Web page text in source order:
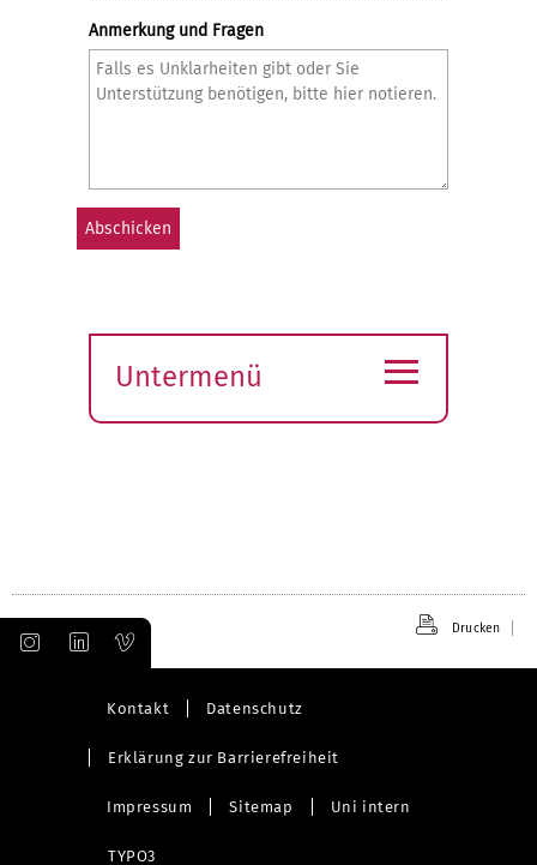
Anmerkung und Fragen
Untermenü
≡
Drucken
Kontakt Datenschutz
Erklärung zur Barrierefreiheit
Impressum Sitemap Uni intern
TYPO3